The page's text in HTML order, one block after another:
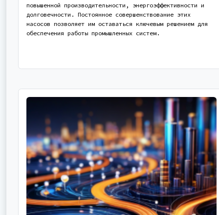
повышенной производительности, энергоэффективности и
долговечности. Постоянное совершенствование этих
насосов позволяет им оставаться ключевым решением для
обеспечения работы промышленных систем.